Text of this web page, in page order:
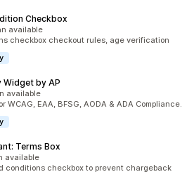
Checkbox
available
checkbox checkout rules, age verification
by AP
available
WCAG, EAA, BFSG, AODA & ADA Compliance.
Terms Box
available
conditions checkbox to prevent chargeback